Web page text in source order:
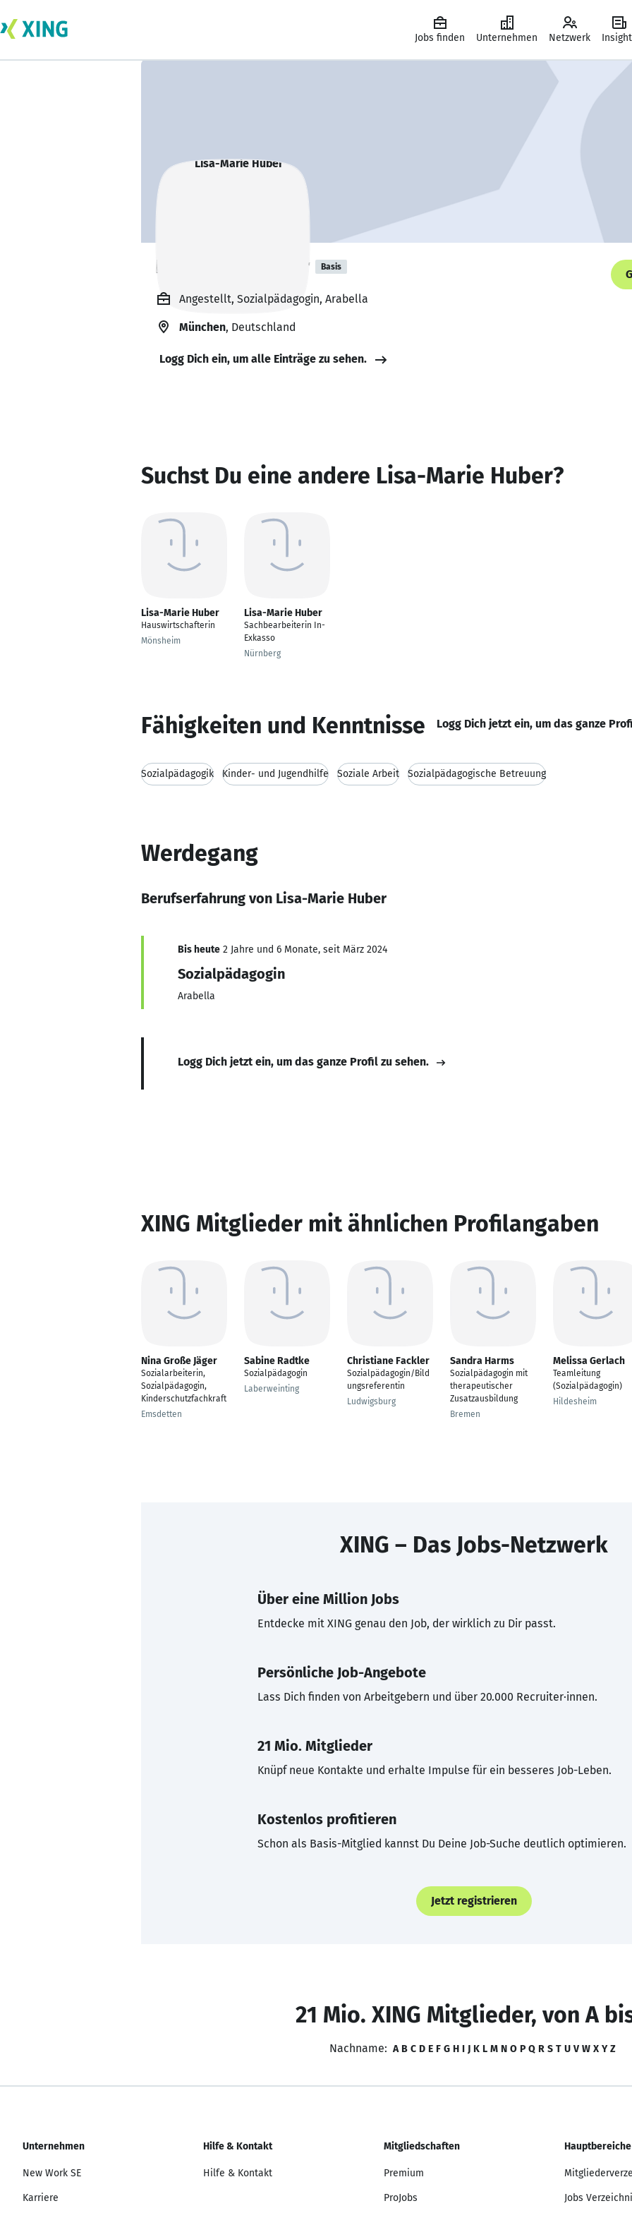
Jobs finden Unternehmen Netzwerk
Lisa-Marie Huber Basis
Angestellt, Sozialpädagogin, Arabella
München, Deutschland
Logg Dich ein, um alle Einträge zu sehen.
Suchst Du eine andere Lisa-Marie Huber?
Lisa-Marie Huber
Hauswirtschafterin
Mönsheim
Lisa-Marie Huber
Sachbearbeiterin In-
Exkasso
Nürnberg
Fähigkeiten und Kenntnisse Logg Dich jetzt ein, um das ganze
Sozialpädagogik Kinder- und Jugendhilfe Soziale Arbeit Sozialpädagogische Betreuung
Werdegang
Berufserfahrung von Lisa-Marie Huber
Bis heute 2 Jahre und 6 Monate, seit März 2024
Sozialpädagogin
Arabella
Logg Dich jetzt ein, um das ganze Profil zu sehen.
XING Mitglieder mit ähnlichen Profilangaben
Nina Große Jäger
Sozialarbeiterin,
Sozialpädagogin,
Kinderschutzfachkraft
Emsdetten
Sabine Radtke
Sozialpädagogin
Laberweinting
Christiane Fackler
Sozialpädagogin/Bild
ungsreferentin
Ludwigsburg
Sandra Harms
Sozialpädagogin mit
therapeutischer
Zusatzausbildung
Bremen
Melissa Gerlach
Teamleitung
(Sozialpädagogin)
Hildesheim
XING – Das Jobs-Netzwerk
Über eine Million Jobs
Entdecke mit XING genau den Job, der wirklich zu Dir passt.
Persönliche Job-Angebote
Lass Dich finden von Arbeitgebern und über 20.000 Recruiter·innen.
21 Mio. Mitglieder
Knüpf neue Kontakte und erhalte Impulse für ein besseres Job-Leben.
Kostenlos profitieren
Schon als Basis-Mitglied kannst Du Deine Job-Suche deutlich optimieren.
Jetzt registrieren
21 Mio. XING Mitglieder, von A
Nachname: A B C D E F G H I J K L M N O P Q R S T U V W X Y Z
Unternehmen
New Work SE
Karriere
Hilfe & Kontakt
Hilfe & Kontakt
Mitgliedschaften
Premium
ProJobs
Hauptbereiche
Jobs